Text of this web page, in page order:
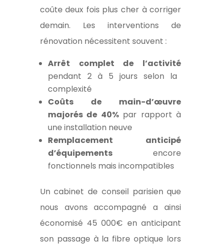
coûte deux fois plus cher à corriger
demain. Les interventions de
rénovation nécessitent souvent :
Arrêt complet de l’activité
pendant 2 à 5 jours selon la
complexité
Coûts de main-d’œuvre
majorés de 40%par rapport à
une installation neuve
Remplacement anticipé
d’équipementsencore
fonctionnels mais incompatibles
Un cabinet de conseil parisien que
nous avons accompagné a ainsi
économisé 45 000€ en anticipant
son passage à la fibre optique lors